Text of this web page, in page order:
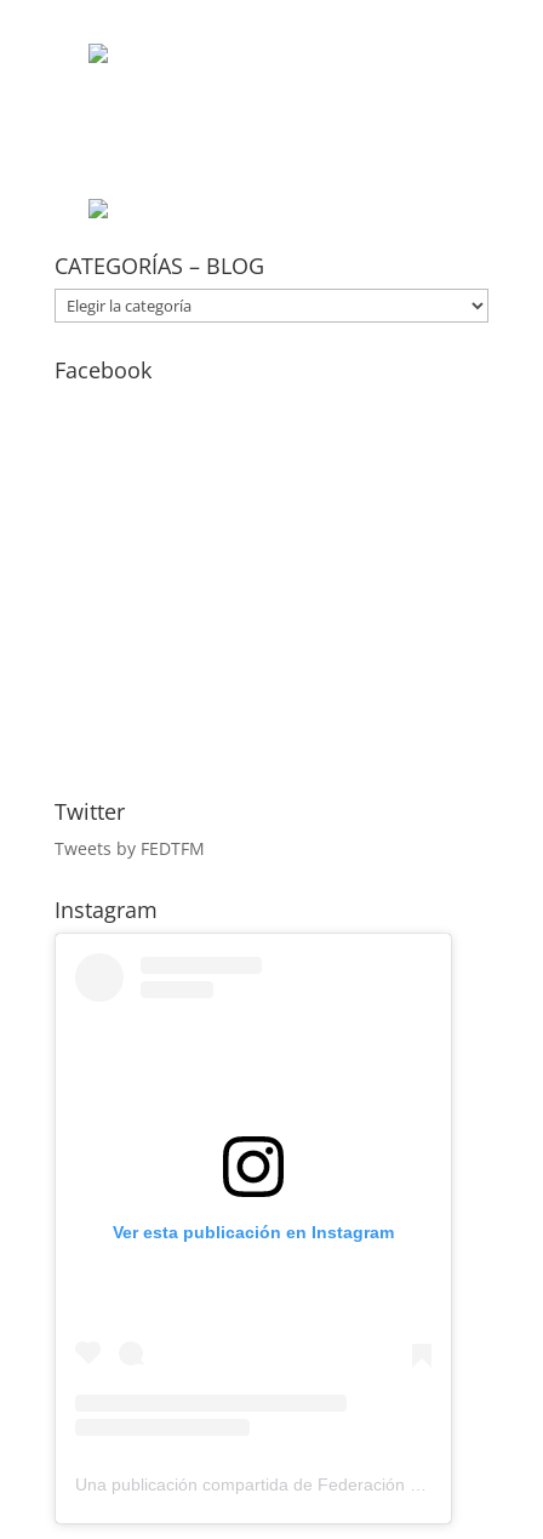
CATEGORÍAS – BLOG
CATEGORÍAS
–
Facebook
Twitter
Tweets by FEDTFM
Instagram
Ver esta publicación en Instagram
Una publicación compartida de Federación Montañismo Tenerife (@federacion_montanismo_tenerife)